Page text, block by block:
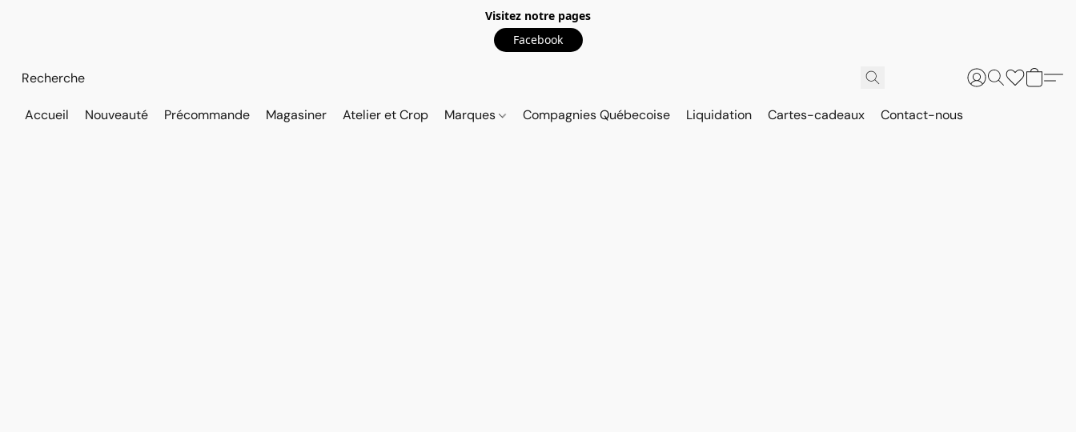
Visitez notre pages
Facebook
Accueil Nouveauté Précommande Magasiner Atelier et Crop Marques Compagnies Québecoise Liquidation Cartes-cadeaux Contact-nous